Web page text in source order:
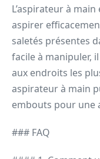
L’aspirateur à
aspirer
saletés présentes
facile à manipuler,
aux endroits les
aspirateur à main
embouts pour une
### FAQ